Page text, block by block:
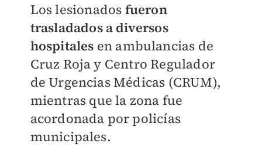
Los lesionados fueron
trasladados a diversos
hospitales en ambulancias de
Cruz Roja y Centro Regulador
de Urgencias Médicas (CRUM),
mientras que la zona fue
acordonada por policías
municipales.